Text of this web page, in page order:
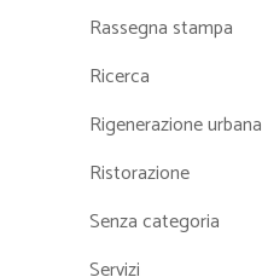
Rassegna stampa
Ricerca
Rigenerazione urbana
Ristorazione
Senza categoria
Servizi